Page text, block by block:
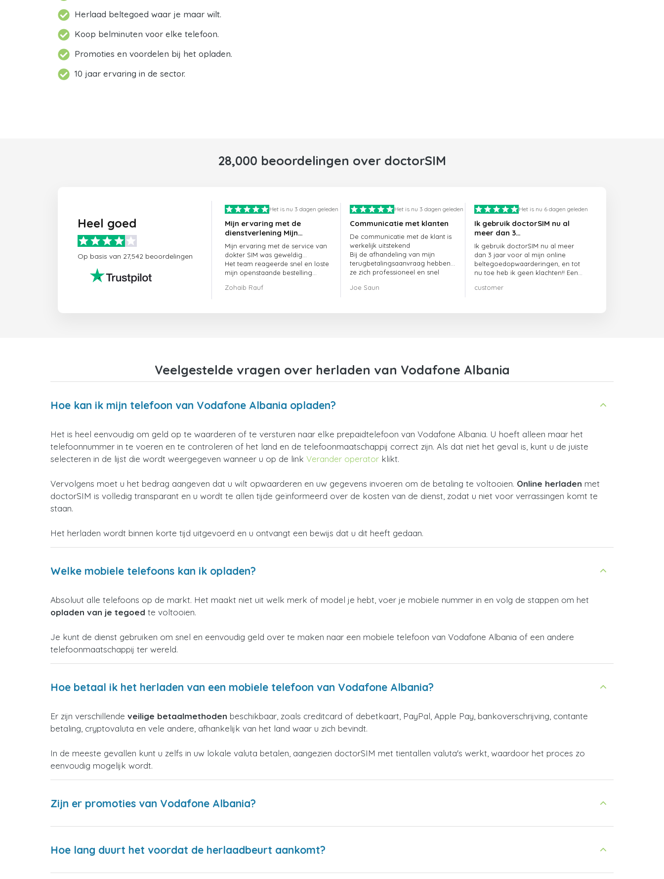
Herlaad beltegoed waar je maar wilt.
Koop belminuten voor elke telefoon.
Promoties en voordelen bij het opladen.
10 jaar ervaring in de sector.
28,000 beoordelingen over doctorSIM
Heel goed
Op basis van 27,542 beoordelingen
Het is nu 3 dagen geleden
Mijn ervaring met de
dienstverlening Mijn
ervaring met de
dienstverlening van
doctorSIM was geweldig.
Mijn ervaring met de service van
dokter SIM was geweldig...
Het team reageerde snel en loste
mijn openstaande bestelling
Al met al was het een geweldige
Zohaib Rauf
Het is nu 3 dagen geleden
Communicatie met klanten
De communicatie met de klant is
werkelijk uitstekend
Bij de afhandeling van mijn
terugbetalingsaanvraag hebben
ze zich professioneel en snel
opgelost
Joe Saun
Het is nu 6 dagen geleden
Ik gebruik doctorSIM nu al
meer dan 3…
Ik gebruik doctorSIM nu al meer
dan 3 jaar voor al mijn online
beltegoedopwaarderingen, en tot
nu toe heb ik geen klachten!! Een
customer
Veelgestelde vragen over herladen van Vodafone Albania
Hoe kan ik mijn telefoon van Vodafone Albania opladen?
Het is heel eenvoudig om geld op te waarderen of te versturen naar elke prepaidtelefoon van Vodafone Albania. U hoeft alleen maar het
telefoonnummer in te voeren en te controleren of het land en de telefoonmaatschappij correct zijn. Als dat niet het geval is, kunt u de juiste
selecteren in de lijst die wordt weergegeven wanneer u op de link Verander operator klikt.
Vervolgens moet u het bedrag aangeven dat u wilt opwaarderen en uw gegevens invoeren om de betaling te voltooien. Online herladen met
doctorSIM is volledig transparant en u wordt te allen tijde geïnformeerd over de kosten van de dienst, zodat u niet voor verrassingen komt te
staan.
Het herladen wordt binnen korte tijd uitgevoerd en u ontvangt een bewijs dat u dit heeft gedaan.
Welke mobiele telefoons kan ik opladen?
Absoluut alle telefoons op de markt. Het maakt niet uit welk merk of model je hebt, voer je mobiele nummer in en volg de stappen om het
opladen van je tegoed te voltooien.
Je kunt de dienst gebruiken om snel en eenvoudig geld over te maken naar een mobiele telefoon van Vodafone Albania of een andere
telefoonmaatschappij ter wereld.
Hoe betaal ik het herladen van een mobiele telefoon van Vodafone Albania?
Er zijn verschillende veilige betaalmethoden beschikbaar, zoals creditcard of debetkaart, PayPal, Apple Pay, bankoverschrijving, contante
betaling, cryptovaluta en vele andere, afhankelijk van het land waar u zich bevindt.
In de meeste gevallen kunt u zelfs in uw lokale valuta betalen, aangezien doctorSIM met tientallen valuta's werkt, waardoor het proces zo
eenvoudig mogelijk wordt.
Zijn er promoties van Vodafone Albania?
Hoe lang duurt het voordat de herlaadbeurt aankomt?